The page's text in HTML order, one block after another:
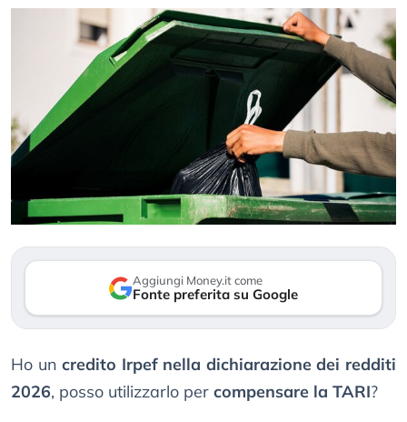
Aggiungi Money.it come
Fonte preferita su Google
Ho uncredito Irpef nella dichiarazione dei redditi
2026, posso utilizzarlo per compensare la TARI?